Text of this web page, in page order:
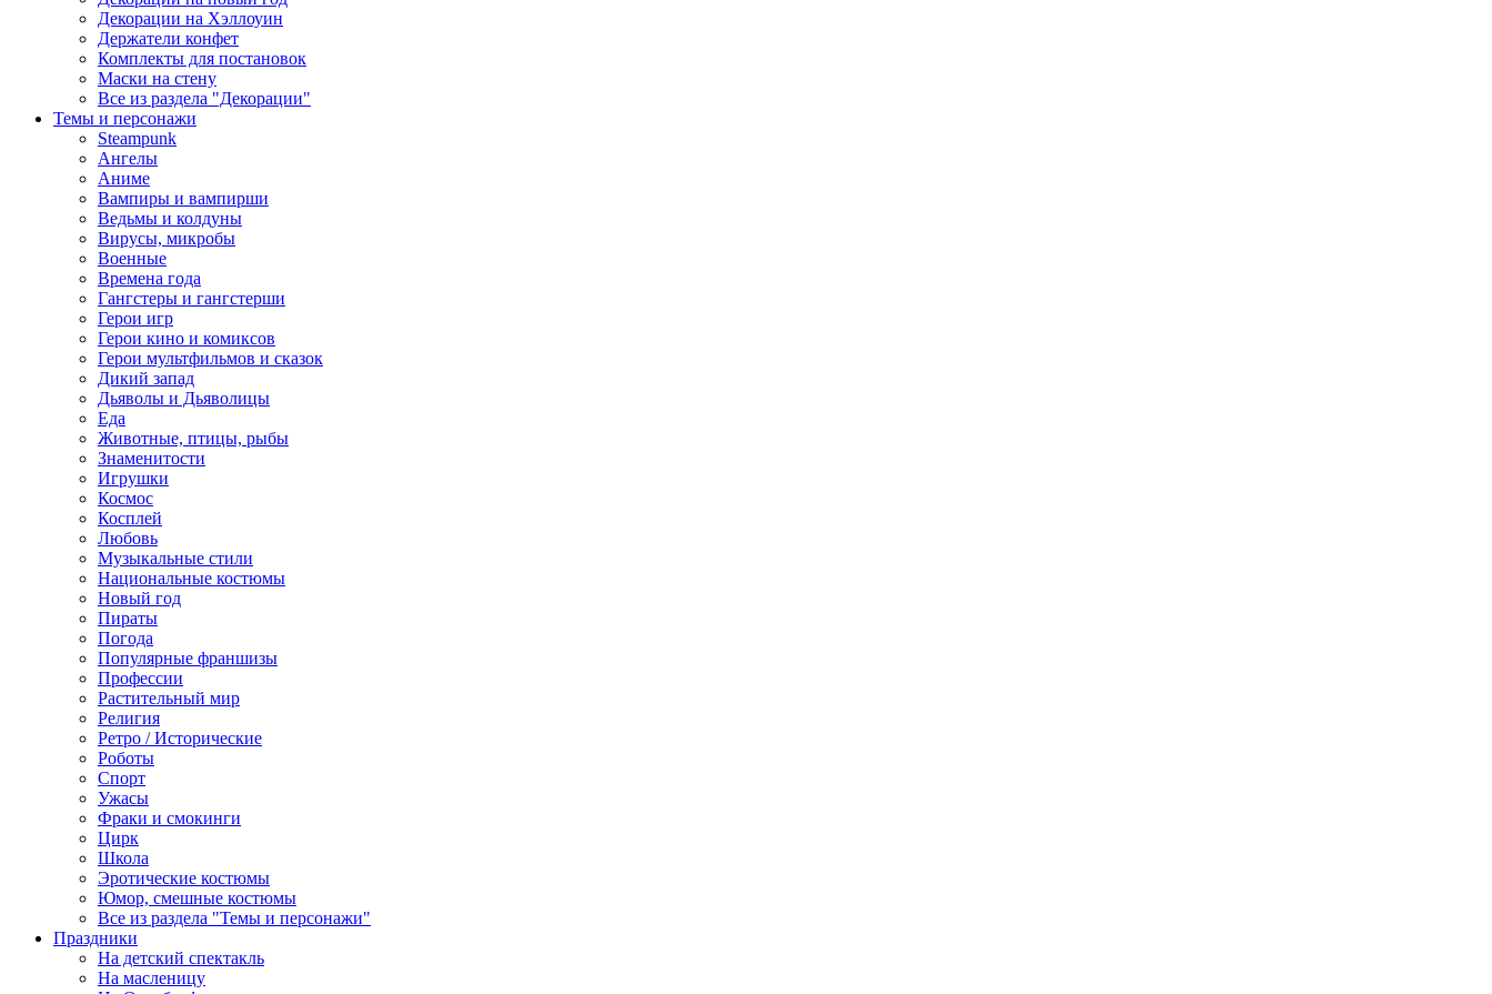
Декорации на Хэллоуин
Держатели конфет
Комплекты для постановок
Маски на стену
Все из раздела "Декорации"
Темы и персонажи
Steampunk
Ангелы
Аниме
Вампиры и вампирши
Ведьмы и колдуны
Вирусы, микробы
Военные
Времена года
Гангстеры и гангстерши
Герои игр
Герои кино и комиксов
Герои мультфильмов и сказок
Дикий запад
Дьяволы и Дьяволицы
Еда
Животные, птицы, рыбы
Знаменитости
Игрушки
Космос
Косплей
Любовь
Музыкальные стили
Национальные костюмы
Новый год
Пираты
Погода
Популярные франшизы
Профессии
Растительный мир
Религия
Ретро / Исторические
Роботы
Спорт
Ужасы
Фраки и смокинги
Цирк
Школа
Эротические костюмы
Юмор, смешные костюмы
Все из раздела "Темы и персонажи"
Праздники
На детский спектакль
На масленицу